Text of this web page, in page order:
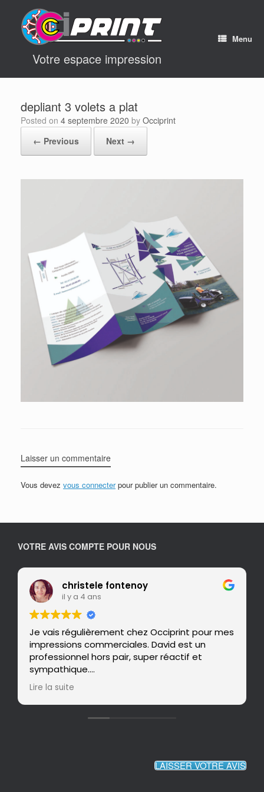
content
Votre espace impression
Menu
depliant 3 volets a plat
Posted on 4 septembre 2020 by Occiprint
← Previous
Next →
Laisser un commentaire
Vous devez vous connecterpour publier un commentaire.
VOTRE AVIS COMPTE POUR NOUS
christele fontenoy
il y a 4 ans
Je vais régulièrement chez Occiprint pour mes
impressions commerciales. David est un
professionnel hors pair, super réactif et
sympathique.
Le rendu travail est toujours nickel, répondant
au plus près de mon besoin. Je recommande
à 200%!
Lire la suite
LAISSER VOTRE AVIS